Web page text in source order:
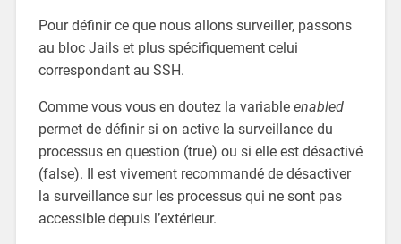
Pour définir ce que nous allons surveiller, passons
au bloc Jails et plus spécifiquement celui
correspondant au SSH.
Comme vous vous en doutez la variable enabled
permet de définir si on active la surveillance du
processus en question (true) ou si elle est désactivé
(false). Il est vivement recommandé de désactiver
la surveillance sur les processus qui ne sont pas
accessible depuis l’extérieur.